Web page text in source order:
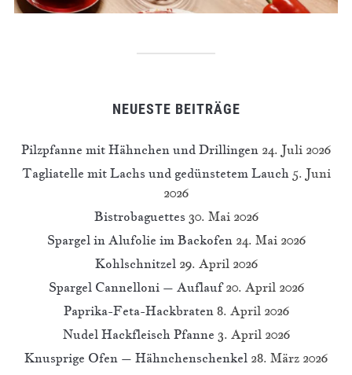
NEUESTE BEITRÄGE
Pilzpfanne mit Hähnchen und Drillingen 24. Juli 2026
Tagliatelle mit Lachs und gedünstetem Lauch 5. Juni
2026
Bistrobaguettes 30. Mai 2026
Spargel in Alufolie im Backofen 24. Mai 2026
Kohlschnitzel 29. April 2026
Spargel Cannelloni – Auflauf 20. April 2026
Paprika-Feta-Hackbraten 8. April 2026
Nudel Hackfleisch Pfanne 3. April 2026
Knusprige Ofen – Hähnchenschenkel 28. März 2026